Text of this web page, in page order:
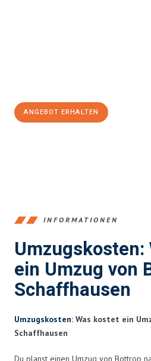
ANGEBOT ERHALTEN
INFORMATIONEN
ein Umzug von
Schaffhausen
Umzugskosten: Was kostet ein
Schaffhausen
Du planst einen Umzug von Bottrop